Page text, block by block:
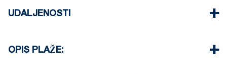
Perilica za rublje
kompleksa (ponekad nema dovoljno mjesta)
UDALJENOSTI
Centar naselja 0 m
OPIS PLAŽE: